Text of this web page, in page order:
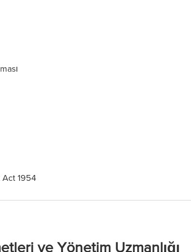
1954
ve Yönetim Uzmanlığı